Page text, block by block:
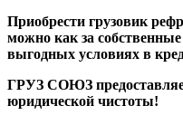
Приобрести грузовик
можно как за
выгодных условиях в
ГРУЗ СОЮЗ
юридической чистоты!